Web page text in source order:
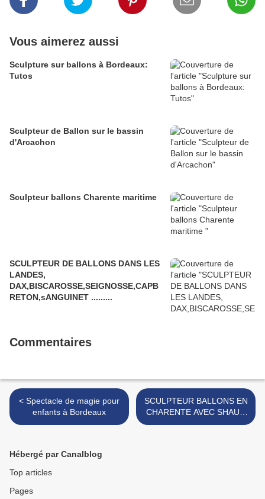
Vous aimerez aussi
Sculpture sur ballons à Bordeaux:
Tutos
Sculpteur de Ballon sur le bassin
d'Arcachon
Sculpteur ballons Charente maritime
SCULPTEUR DE BALLONS DANS LES
LANDES,
DAX,BISCAROSSE,SEIGNOSSE,CAPB
RETON,sANGUINET .........
Commentaires
< Spectacle de magie pour
enfants à Bordeaux
SCULPTEUR BALLONS EN
CHARENTE AVEC SHAUN
LE MOUTON >
Hébergé par Canalblog
Top articles
Pages